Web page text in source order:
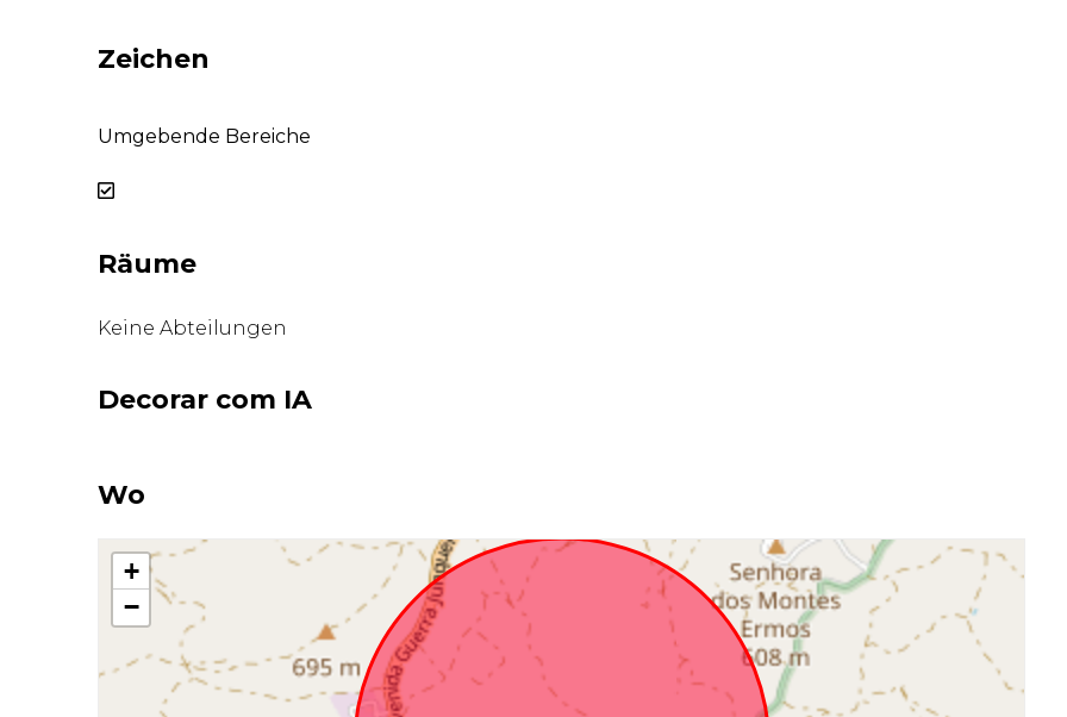
Zeichen
Umgebende Bereiche
Räume
Keine Abteilungen
Decorar com IA
Wo
+
−